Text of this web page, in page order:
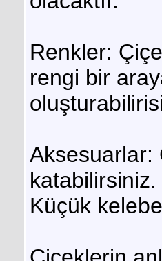
Renkler:
rengi bir
Aksesuarlar:
Küçük